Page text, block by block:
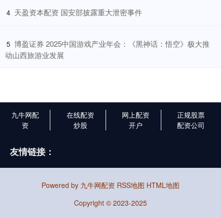
4 ​天盈资本配资 国安部披露重大泄密事件
5 ​博盈证券 2025中国游戏产业年会：《黑神话：悟空》极大推
动山西旅游业发展
九牛网配
资
在线配资
炒股
网上配资
开户
正规股票
配资公司
友情链接：
Powered by 九牛网配资 RSS地图 HTML地图
Copyright © 2023-2025